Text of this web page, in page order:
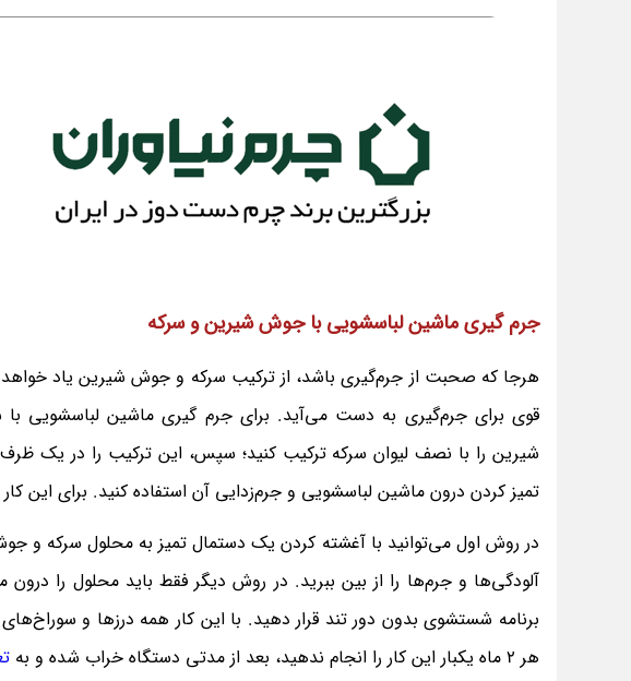
جرم گیری ماشین لباسشویی با جوش شیرین و سرکه
هرجا که صحبت از جرم‌گیری باشد، از ترکیب سرکه و جوش شیرین یاد
قوی برای جرم‌گیری به دست می‌آید. برای جرم گیری ماشین لباسشویی
شیرین را با نصف لیوان سرکه ترکیب کنید؛ سپس، این ترکیب را در یک ظرف
تمیز کردن درون ماشین لباسشویی و جرم‌زدایی آن استفاده کنید. برای این
در روش اول می‌توانید با آغشته کردن یک دستمال تمیز به محلول سرکه
آلودگی‌ها و جرم‌ها را از بین ببرید. در روش دیگر فقط باید محلول را
برنامه شستشوی بدون دور تند قرار دهید. با این کار همه درزها و
هر 2 ماه یکبار این کار را انجام ندهید، بعد از مدتی دستگاه خراب شده و به